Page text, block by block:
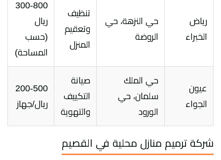
رياض
الخبراء
حي النزهة، حي
الروضة
تنظيف
وتعقيم
المنزل
300-800
ريال
(حسب
المساحة)
عيون
الجواء
حي الملك
سلمان، حي
الورود
صيانة
التكييف
والتهوية
200-500
ريال/جهاز
شركة ترميم منازل محلية في القصيم